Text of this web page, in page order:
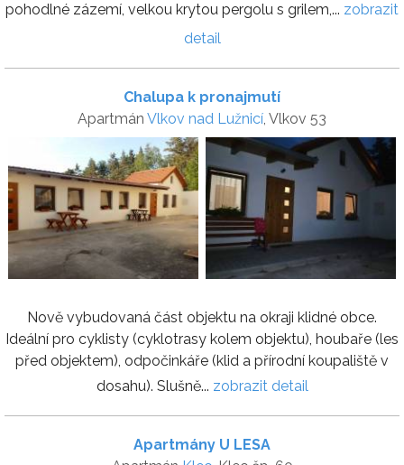
pohodlné zázemí, velkou krytou pergolu s grilem,... zobrazit
detail
Chalupa k pronajmutí
Apartmán Vlkov nad Lužnicí, Vlkov 53
Nově vybudovaná část objektu na okraji klidné obce.
Ideální pro cyklisty (cyklotrasy kolem objektu), houbaře (les
před objektem), odpočinkáře (klid a přírodní koupaliště v
dosahu). Slušně... zobrazit detail
Apartmány U LESA